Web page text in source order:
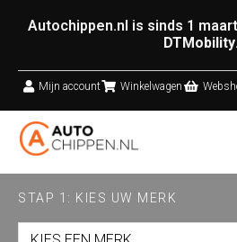
Autochippen.nl is sinds 1
DTMobility.
Mijn account Winkelwagen
STAP 1: KIES UW MERK